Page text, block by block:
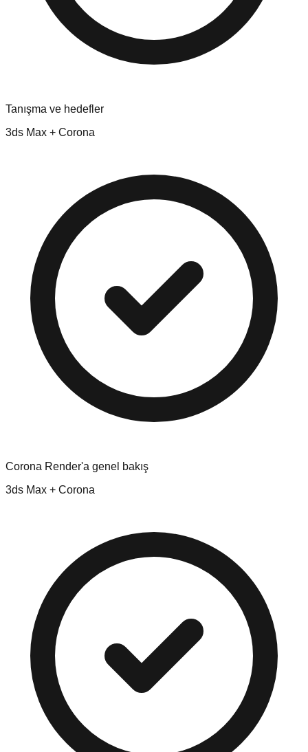
Tanışma ve hedefler
3ds Max + Corona
Corona Render'a genel bakış
3ds Max + Corona